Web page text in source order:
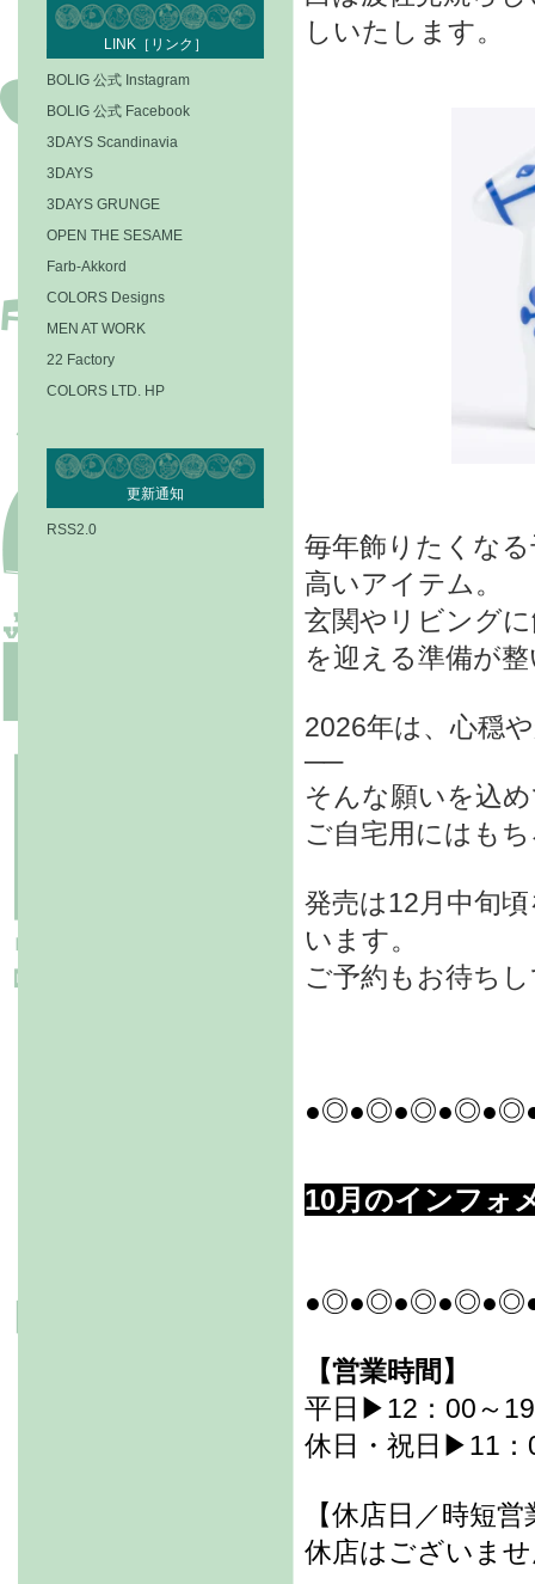
しいたします。
毎年飾りたくな
高いアイテム。
玄関やリビング
を迎える準備が
2026年は、心穏
──
そんな願いを込
ご自宅用にはも
発売は12月中旬
います。
ご予約もお待ち
10月のインフォ
【営業時間】
平日▶12：00～
休日・祝日▶11：
【休店日／時短営
休店はございま
LINK［リンク］
BOLIG 公式 Instagram
BOLIG 公式 Facebook
3DAYS Scandinavia
3DAYS
3DAYS GRUNGE
OPEN THE SESAME
Farb-Akkord
COLORS Designs
MEN AT WORK
22 Factory
COLORS LTD. HP
更新通知
RSS2.0